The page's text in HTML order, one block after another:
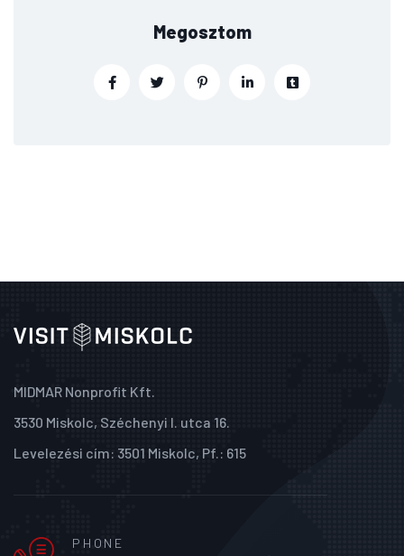
Megosztom
MIDMAR Nonprofit Kft.
3530 Miskolc, Széchenyi I. utca 16.
Levelezési cím: 3501 Miskolc, Pf.: 615
PHONE